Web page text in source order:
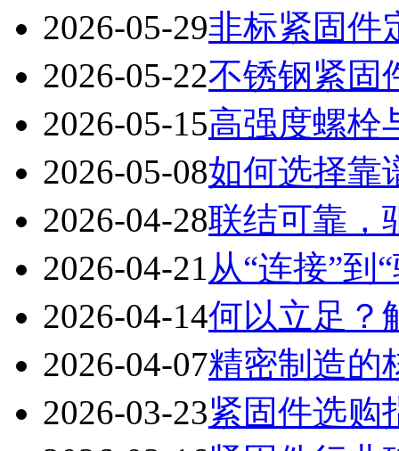
2026-05-29非标紧固件
2026-05-22不锈钢紧固
2026-05-15高强度螺栓
2026-05-08如何选择靠
2026-04-28联结可靠，
2026-04-21从“连接”
2026-04-14何以立足？
2026-04-07精密制造的
2026-03-23紧固件选